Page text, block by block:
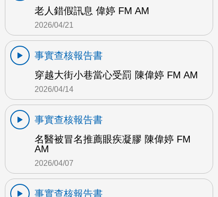
老人錯假訊息 偉婷 FM AM
2026/04/21
事實查核報告書
穿越大街小巷當心受罰 陳偉婷 FM AM
2026/04/14
事實查核報告書
名醫被冒名推薦眼疾凝膠 陳偉婷 FM
AM
2026/04/07
事實查核報告書